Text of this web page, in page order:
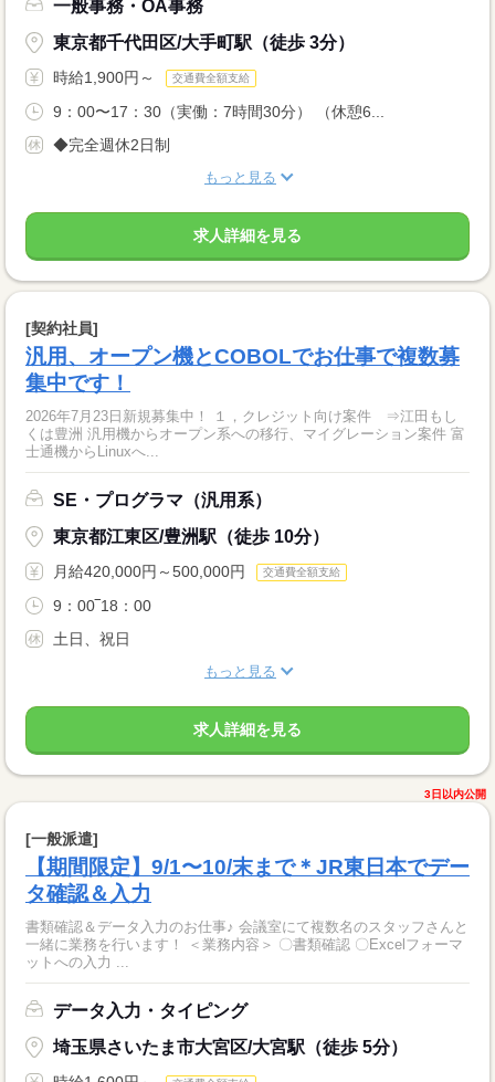
一般事務・OA事務
東京都千代田区/大手町駅（徒歩 3分）
時給1,900円～ 交通費全額支給
9：00〜17：30（実働：7時間30分） （休憩6...
◆完全週休2日制
もっと見る
求人詳細を見る
[契約社員]
汎用、オープン機とCOBOLでお仕事で複数募
集中です！
2026年7月23日新規募集中！ １，クレジット向け案件 ⇒江田もし
くは豊洲 汎用機からオープン系への移行、マイグレーション案件 富
士通機からLinuxへ...
SE・プログラマ（汎用系）
東京都江東区/豊洲駅（徒歩 10分）
月給420,000円～500,000円 交通費全額支給
9：00‾18：00
土日、祝日
もっと見る
求人詳細を見る
3日以内公開
[一般派遣]
【期間限定】9/1〜10/末まで＊JR東日本でデー
タ確認＆入力
書類確認＆データ入力のお仕事♪ 会議室にて複数名のスタッフさんと
一緒に業務を行います！ ＜業務内容＞ 〇書類確認 〇Excelフォーマ
ットへの入力 ...
データ入力・タイピング
埼玉県さいたま市大宮区/大宮駅（徒歩 5分）